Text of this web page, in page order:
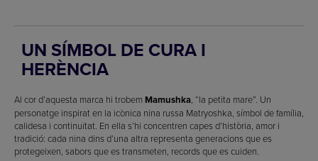
UN SÍMBOL DE CURA I
HERÈNCIA
Al cor d’aquesta marca hi trobem Mamushka, “la petita mare”. Un
personatge inspirat en la icònica nina russa Matryoshka, símbol de família,
calidesa i continuïtat. En ella s’hi concentren capes d’història, amor i
tradició: cada nina dins d’una altra representa generacions que es
protegeixen, sabors que es transmeten, records que es cuiden.